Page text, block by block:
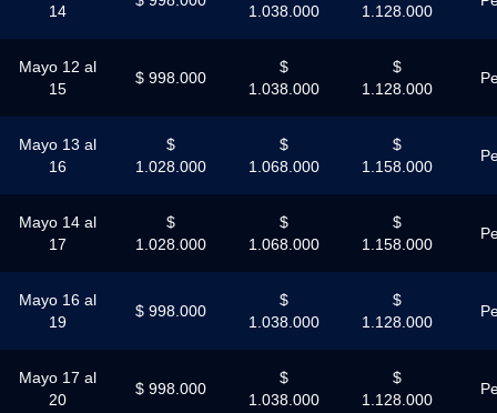
14 1.038.000 1.128.000
Mayo 12 al
15
$ 998.000
$
1.038.000
$
1.128.000
Mayo 13 al
16
$
1.028.000
$
1.068.000
$
1.158.000
Mayo 14 al
17
$
1.028.000
$
1.068.000
$
1.158.000
Mayo 16 al
19
$ 998.000
$
1.038.000
$
1.128.000
Mayo 17 al
20
$ 998.000
$
1.038.000
$
1.128.000